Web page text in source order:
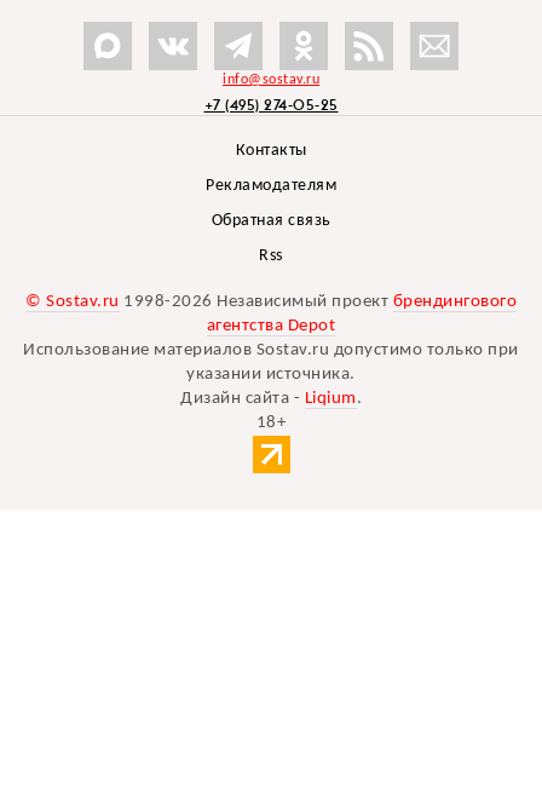
info@sostav.ru
+7 (495) 274-05-25
Контакты
Рекламодателям
Обратная связь
Rss
© Sostav.ru 1998-2026 Независимый проект брендингового
агентства Depot
Использование материалов Sostav.ru допустимо только при
указании источника.
Дизайн сайта - Liqium .
18+